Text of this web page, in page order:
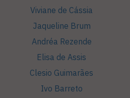
Viviane de Cássia
Jaqueline Brum
Andréa Rezende
Elisa de Assis
Clesio Guimarães
Ivo Barreto